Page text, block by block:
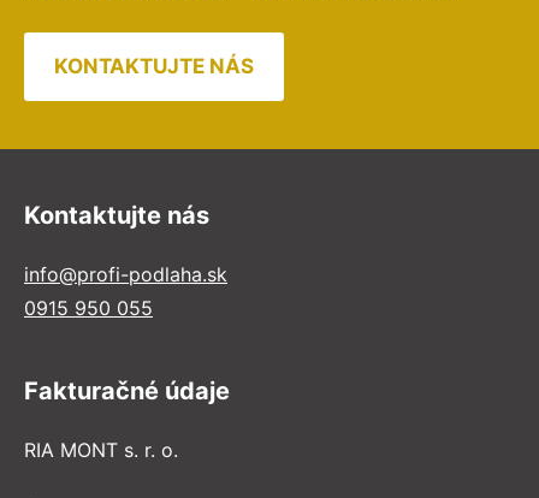
KONTAKTUJTE NÁS
Kontaktujte nás
info@profi-podlaha.sk
0915 950 055
Fakturačné údaje
RIA MONT s. r. o.